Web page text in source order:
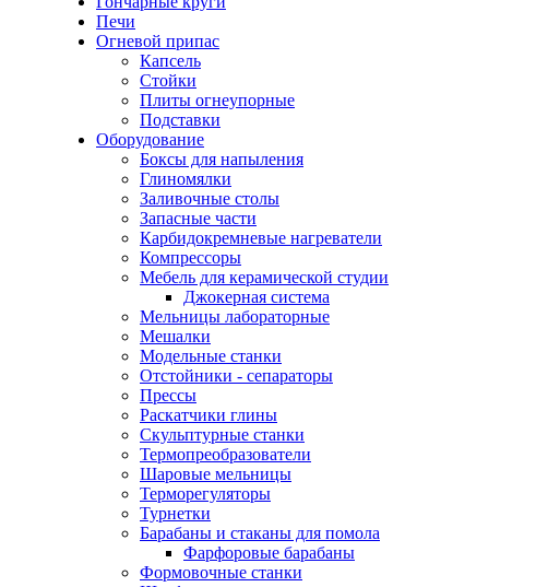
Печи
Огневой припас
Капсель
Стойки
Плиты огнеупорные
Подставки
Оборудование
Боксы для напыления
Глиномялки
Заливочные столы
Запасные части
Карбидокремневые нагреватели
Компрессоры
Мебель для керамической студии
Джокерная система
Мельницы лабораторные
Мешалки
Модельные станки
Отстойники - сепараторы
Прессы
Раскатчики глины
Скульптурные станки
Термопреобразователи
Шаровые мельницы
Терморегуляторы
Турнетки
Барабаны и стаканы для помола
Фарфоровые барабаны
Формовочные станки